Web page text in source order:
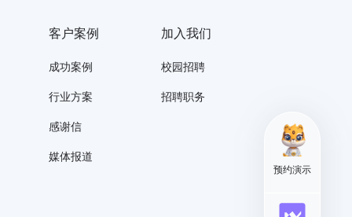
预约演示
客户案例
成功案例
行业方案
感谢信
媒体报道
加入我们
校园招聘
招聘职务